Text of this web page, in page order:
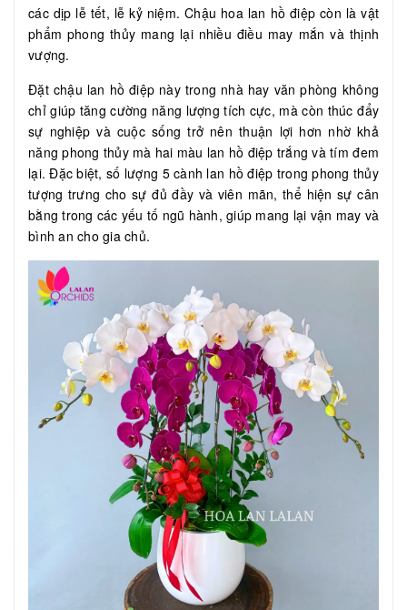
các dịp lễ tết, lễ kỷ niệm. Chậu hoa lan hồ điệp còn là vật
phẩm phong thủy mang lại nhiều điều may mắn và thịnh
vượng.
Đặt chậu lan hồ điệp này trong nhà hay văn phòng không
chỉ giúp tăng cường năng lượng tích cực, mà còn thúc đẩy
sự nghiệp và cuộc sống trở nên thuận lợi hơn nhờ khả
năng phong thủy mà hai màu lan hồ điệp trắng và tím đem
lại. Đặc biệt, số lượng 5 cành lan hồ điệp trong phong thủy
tượng trưng cho sự đủ đầy và viên mãn, thể hiện sự cân
bằng trong các yếu tố ngũ hành, giúp mang lại vận may và
bình an cho gia chủ.